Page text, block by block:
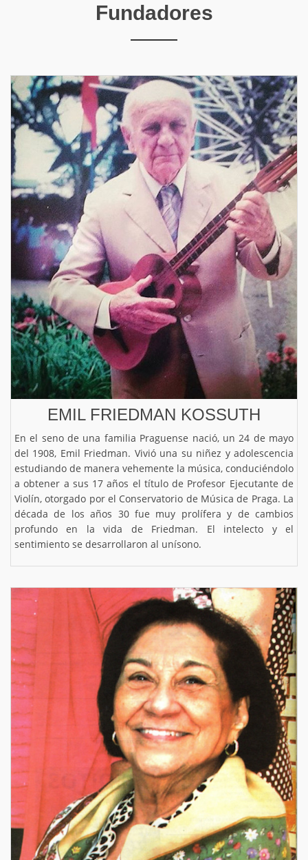
Fundadores
EMIL FRIEDMAN KOSSUTH
En el seno de una familia Praguense nació, un 24 de mayo
del 1908, Emil Friedman. Vivió una su niñez y adolescencia
estudiando de manera vehemente la música, conduciéndolo
a obtener a sus 17 años el título de Profesor Ejecutante de
Violín, otorgado por el Conservatorio de Música de Praga. La
década de los años 30 fue muy prolífera y de cambios
profundo en la vida de Friedman. El intelecto y el
sentimiento se desarrollaron al unísono.